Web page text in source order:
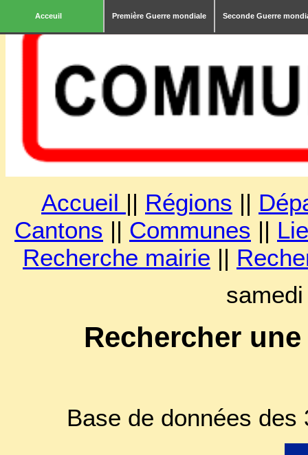
Acceuil Première Guerre mondiale Seconde Guerre
Accueil || Régions ||
Cantons || Communes ||
Recherche mairie ||
Rechercher
Base de données